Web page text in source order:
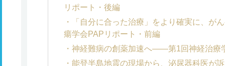
リポート・後編
「自分に合った治療」をより確実に、
瘍学会PAPリポート・前編
神経難病の創薬加速へ――第1回神経治療
能登半島地震の現場から、泌尿器科医が